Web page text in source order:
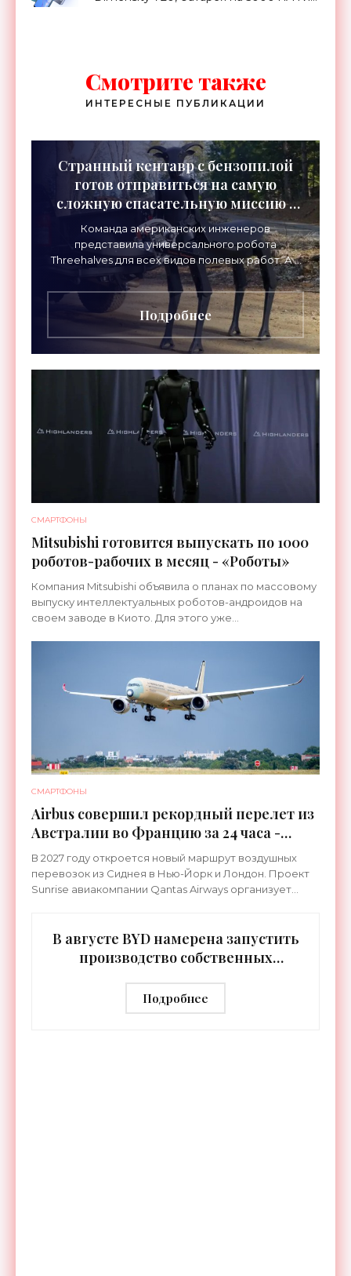
Смотрите также
ИНТЕРЕСНЫЕ ПУБЛИКАЦИИ
Странный кентавр с бензопилой
готов отправиться на самую
сложную спасательную миссию -
«Роботы»
Команда американских инженеров
представила универсального робота
Threehalves для всех видов полевых работ. А в
первую очередь – для спасательных миссий с
прицелом на работу в зонах
Подробнее
СМАРТФОНЫ
Mitsubishi готовится выпускать по 1000
роботов-рабочих в месяц - «Роботы»
Компания Mitsubishi объявила о планах по массовому
выпуску интеллектуальных роботов-андроидов на
своем заводе в Киото. Для этого уже
СМАРТФОНЫ
Airbus совершил рекордный перелет из
Австралии во Францию за 24 часа -
«Техника»
В 2027 году откроется новый маршрут воздушных
перевозок из Сиднея в Нью-Йорк и Лондон. Проект
Sunrise авиакомпании Qantas Airways организует
В августе BYD намерена запустить
производство собственных
«Роботы»
Подробнее